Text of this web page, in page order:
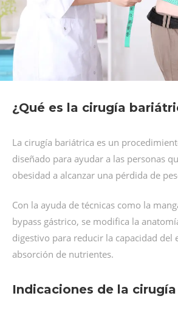
¿Qué es la cirugía
La cirugía bariátrica es un
diseñado para ayudar a las personas
obesidad a alcanzar una pérdida de
Con la ayuda de técnicas como la
bypass gástrico, se modifica la
digestivo para reducir la capacidad del
absorción de nutrientes.
Indicaciones de la